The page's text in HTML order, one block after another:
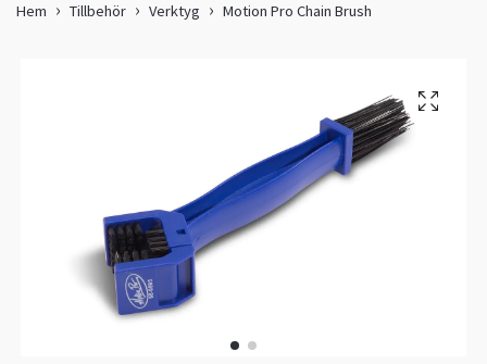
Hem Tillbehör Verktyg Motion Pro Chain Brush